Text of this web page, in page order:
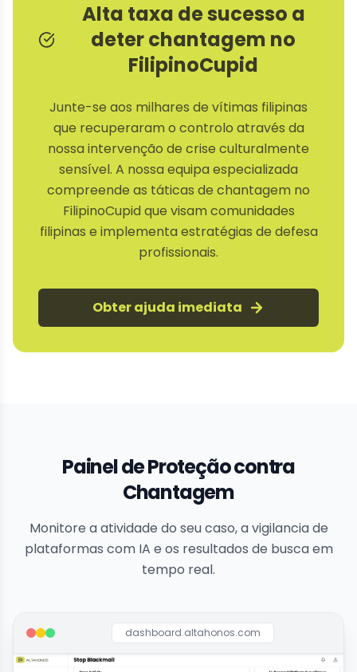
Alta taxa de sucesso a
deter chantagem no
FilipinoCupid
Junte-se aos milhares de vítimas filipinas
que recuperaram o controlo através da
nossa intervenção de crise culturalmente
sensível. A nossa equipa especializada
compreende as táticas de chantagem no
FilipinoCupid que visam comunidades
filipinas e implementa estratégias de defesa
profissionais.
Obter ajuda imediata
Painel de Proteção contra
Chantagem
Monitore a atividade do seu caso, a vigilancia de
plataformas com IA e os resultados de busca em
tempo real.
dashboard.altahonos.com